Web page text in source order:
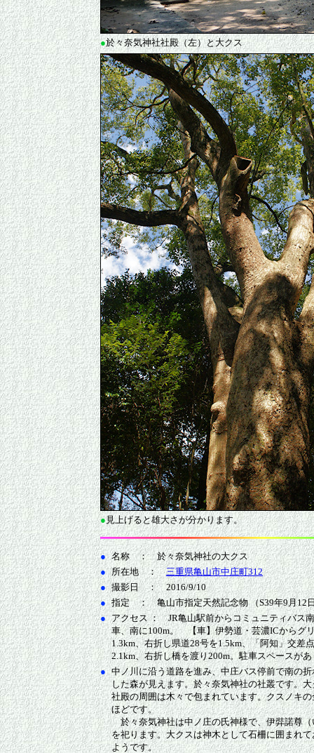
●於々奈気神社社殿（左）と大クス
●見上げると雄大さが分かります。
● 名称 ： 於々奈気神社の大クス
● 所在地 ：三重県亀山市中庄町312
● 撮影日 ： 2016/9/10
● 指定 ： 亀山市指定天然記念物 （S39年9月12
● アクセス ： JR亀山駅前からコミュニティバス
車、南に100m。 【車】伊勢道・芸濃ICからグ
1.3km、右折し県道28号を1.5km、「阿知」交差
2.1km、右折し橋を渡り200m。駐車スペースが
● 中ノ川に沿う道路を進み、中庄バス停前で南の
した森が見えます。於々奈気神社の社叢です。
社殿の周囲は木々で包まれています。クスノキ
ほどです。
於々奈気神社は中ノ庄の氏神様で、伊弉諾尊（
を祀ります。大クスは神木として石柵に囲まれ
ようです。